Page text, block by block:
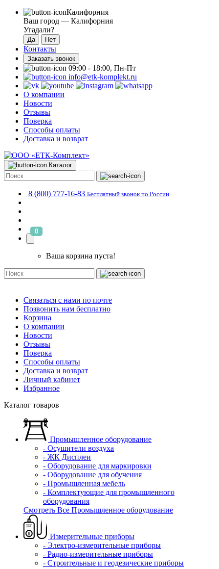
Калифорния
Ваш город — Калифорния
Угадали?
Контакты
Заказать звонок
09:00 - 18:00, Пн-Пт
info@etk-komplekt.ru
О компании
Новости
Отзывы
Поверка
Способы оплаты
Доставка и возврат
Каталог
8 (800) 777-16-83 Бесплатный звонок по России
0
Ваша корзина пуста!
Связаться с нами по почте
Позвонить нам бесплатно
Корзина
О компании
Новости
Отзывы
Поверка
Способы оплаты
Доставка и возврат
Личный кабинет
Избранное
Каталог товаров
Промышленное оборудование
- Осушители воздуха
- ЖК Дисплеи
- Оборудование для маркировки
- Оборудование для обучения
- Промышленная мебель
- Комплектующие для промышленного
оборудования
Смотреть Все Промышленное оборудование
Измерительные приборы
- Электро-измерительные приборы
- Радио-измерительные приборы
- Строительные и геодезические приборы